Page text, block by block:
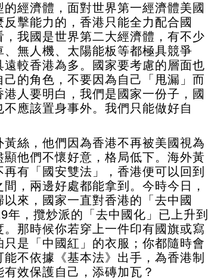
經濟體，面對世界第一經濟體美國
擊能力的，香港只能全力配合國
我國是世界第二大經濟體，有不少
無人機、太陽能板等都極具競爭
較香港為多。國家要考慮的層面也
的角色，不要因為自己「甩漏」而
人要明白，我們是國家一份子，國
應該置身事外。我們只能做好自
絲，他們因為香港不再被美國視為
他們不懷好意，格局低下。海外黃
有「國安雙法」，香港便可以回到
，兩邊好處都能拿到。今時今日，
來，國家一直對香港的「去中國
年，攬炒派的「去中國化」已上升到
那時候你若穿上一件印有國旗或寫
只是「中國紅」的衣服；你都隨時會
不依據《基本法》出手，為香港制
效保護自己，添磚加瓦？